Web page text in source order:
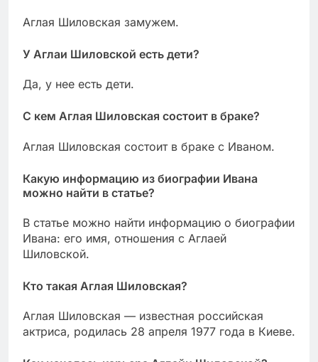
Аглая Шиловская замужем.
У Аглаи Шиловской есть дети?
Да, у нее есть дети.
С кем Аглая Шиловская состоит в браке?
Аглая Шиловская состоит в браке с Иваном.
Какую информацию из биографии Ивана
можно найти в статье?
В статье можно найти информацию о биографии
Ивана: его имя, отношения с Аглаей
Шиловской.
Кто такая Аглая Шиловская?
Аглая Шиловская — известная российская
актриса, родилась 28 апреля 1977 года в Киеве.